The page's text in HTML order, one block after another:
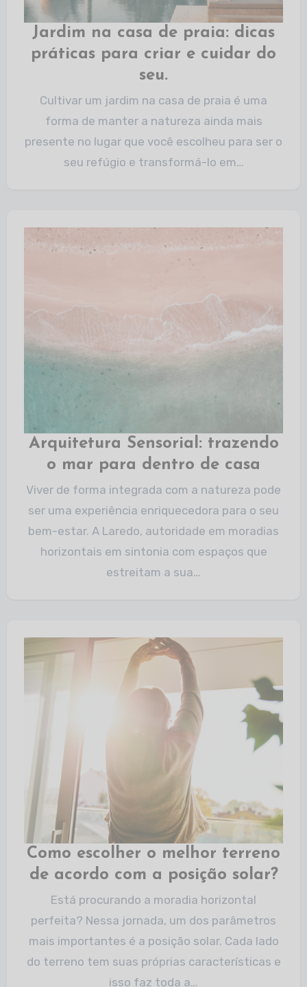
Jardim na casa de praia: dicas
práticas para criar e cuidar do
seu.
Cultivar um jardim na casa de praia é uma
forma de manter a natureza ainda mais
presente no lugar que você escolheu para ser o
seu refúgio e transformá-lo em…
Arquitetura Sensorial: trazendo
o mar para dentro de casa​
Viver de forma integrada com a natureza pode
ser uma experiência enriquecedora para o seu
bem-estar. A Laredo, autoridade em moradias
horizontais em sintonia com espaços que
estreitam a sua…
Como escolher o melhor terreno
de acordo com a posição solar?
Está procurando a moradia horizontal
perfeita? Nessa jornada, um dos parâmetros
mais importantes é a posição solar. Cada lado
do terreno tem suas próprias características e
isso faz toda a…